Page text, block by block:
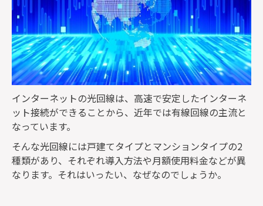
インターネットの光回線は、高速で安定したインターネ
ット接続ができることから、近年では有線回線の主流と
なっています。
そんな光回線には戸建てタイプとマンションタイプの2
種類があり、それぞれ導入方法や月額使用料金などが異
なります。それはいったい、なぜなのでしょうか。